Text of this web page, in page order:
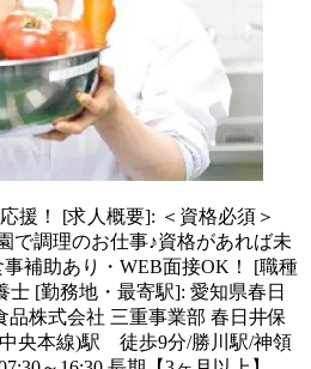
援！ [求人概要]: ＜資格必須＞
で調理のお仕事♪資格があれば未
補助あり・WEB面接OK！ [職種
士 [勤務地・最寄駅]: 愛知県春日
品株式会社 三重事業部 春日井保
央本線)駅 徒歩9分/勝川駅/神領